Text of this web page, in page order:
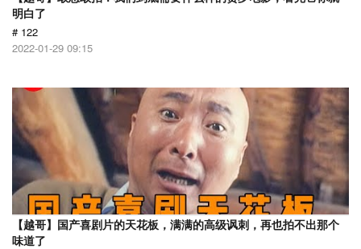
明白了
# 122
2022-01-29 09:15
【越哥】国产喜剧片的天花板，满满的高级讽刺，再也拍不出那个
味道了